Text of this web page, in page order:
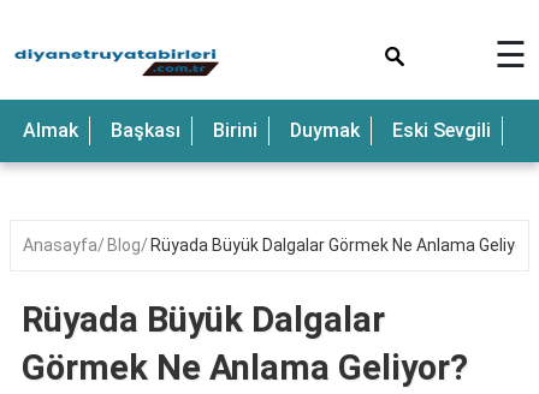
Anne
Bebek
Çocuk
Deniz
☰
Almak Başkası Birini Duymak Eski Sevgili
Anasayfa Blog Rüyada Büyük Dalgalar Görmek Ne Anlama Geliyor?
Rüyada Büyük Dalgalar
Görmek Ne Anlama Geliyor?